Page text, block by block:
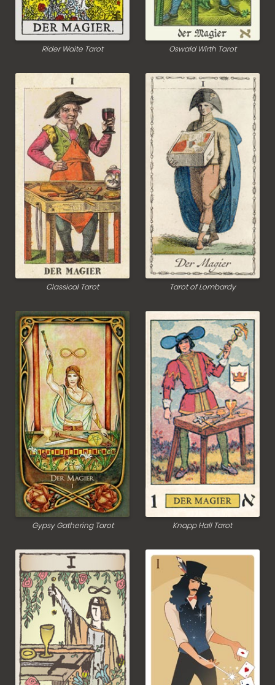
Rider Waite Tarot Oswald Wirth Tarot
Classical Tarot Tarot of Lombardy
Gypsy Gathering Tarot Knapp Hall Tarot